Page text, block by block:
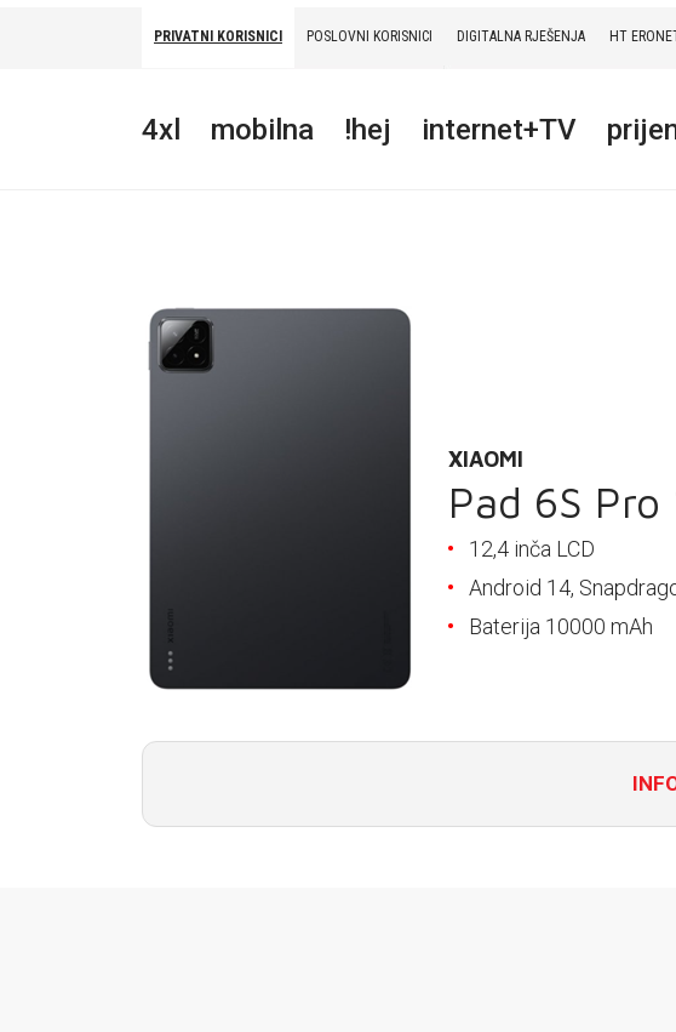
PRIVATNI KORISNICI POSLOVNI KORISNICI DIGITALNA RJEŠENJA HT
4xl mobilna !hej internet+TV
PRIJENOS BROJA
TELEFONSKI IMENIK
XIAOMI
Pad 6S Pro
12,4 inča LCD
Android 14,
Baterija 10000 mAh